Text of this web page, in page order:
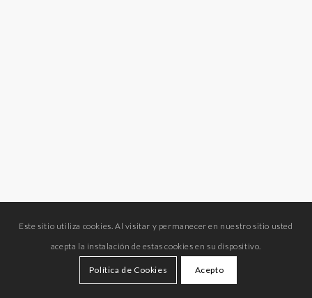
Este sitio utiliza cookies. Al visitar y permanecer en nuestro sitio usted
acepta la instalación de estas cookies en su dispositivo.
Política de Cookies Acepto